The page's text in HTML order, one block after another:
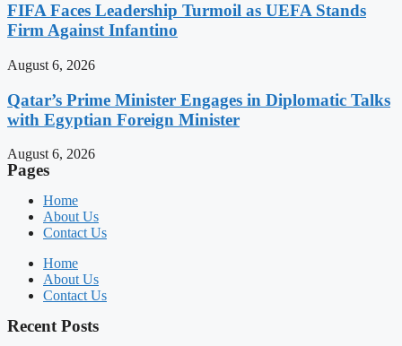
FIFA Faces Leadership Turmoil as UEFA Stands
Firm Against Infantino
August 6, 2026
Qatar’s Prime Minister Engages in Diplomatic Talks
with Egyptian Foreign Minister
August 6, 2026
Pages
Home
About Us
Contact Us
Home
About Us
Contact Us
Recent Posts